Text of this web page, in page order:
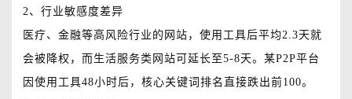
2、行业敏感度差异
医疗、金融等高风险行业的网站，使用工具后平均2.3天就
会被降权，而生活服务类网站可延长至5-8天。某P2P平台
因使用工具48小时后，核心关键词排名直接跌出前100。